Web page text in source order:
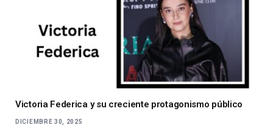
Victoria Federica y su creciente protagonismo público
DICIEMBRE 30, 2025